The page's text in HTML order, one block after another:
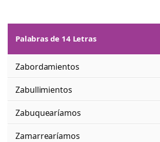
Palabras de 14 Letras
Zabordamientos
Zabullimientos
Zabuquearíamos
Zamarrearíamos